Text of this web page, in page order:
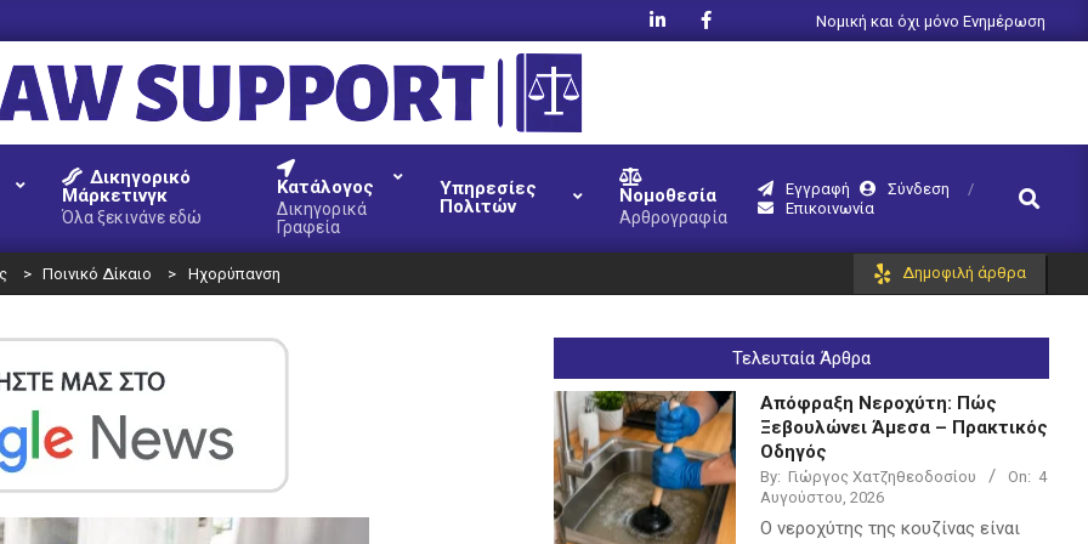
Νομική και όχι μόνο Ενημέρωση
Δικηγορικό
Μάρκετινγκ
Όλα ξεκινάνε εδώ
Κατάλογος
Δικηγορικά
Γραφεία
Υπηρεσίες
Πολιτών
Νομοθεσία
Αρθρογραφία
Εγγραφή
Σύνδεση
Επικοινωνία
Search
> Ποινικό Δίκαιο > Ηχορύπανση Δημοφιλή άρθρα
Τελευταία Άρθρα
Απόφραξη Νεροχύτη: Πώς
Ξεβουλώνει Άμεσα – Πρακτικός
Οδηγός
By: Γιώργος Χατζηθεοδοσίου On: 4
Αυγούστου, 2026
Ο νεροχύτης της κουζίνας είναι